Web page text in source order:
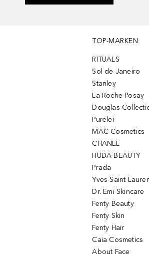
TOP-MARKEN
RITUALS
Sol de Janeiro
Stanley
La Roche-Posay
Douglas
Purelei
MAC Cosmetics
CHANEL
HUDA BEAUTY
Prada
Yves Saint
Dr. Emi Skincare
Fenty Beauty
Fenty Skin
Fenty Hair
Caia Cosmetics
About Face